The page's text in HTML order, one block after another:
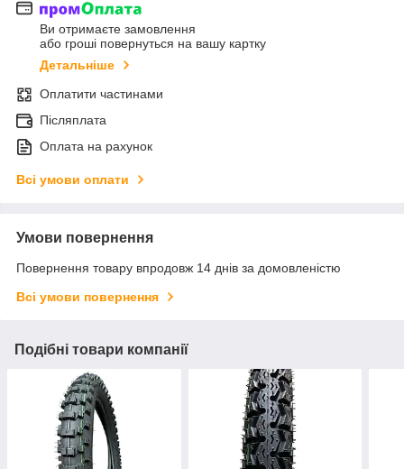
Ви отримаєте замовлення
або гроші повернуться на вашу картку
Детальніше
Оплатити частинами
Післяплата
Оплата на рахунок
Всі умови оплати
Умови повернення
Повернення товару впродовж 14 днів за домовленістю
Всі умови повернення
Подібні товари компанії